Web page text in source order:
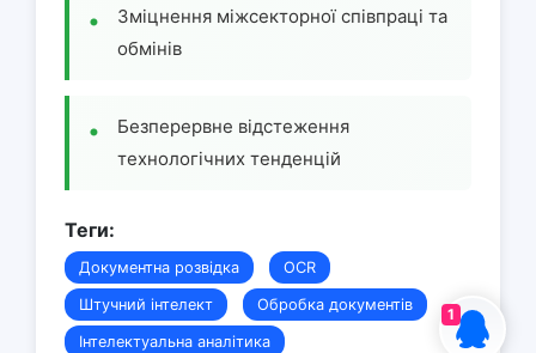
Зміцнення міжсекторної співпраці та
обмінів
Безперервне відстеження
технологічних тенденцій
Теги:
Документна розвідка OCR
Штучний інтелект Обробка документів
Інтелектуальна аналітика
1